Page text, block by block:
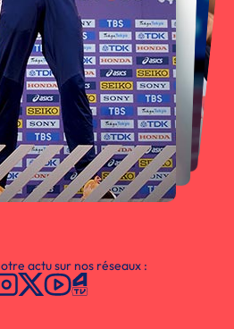
actu sur nos réseaux :